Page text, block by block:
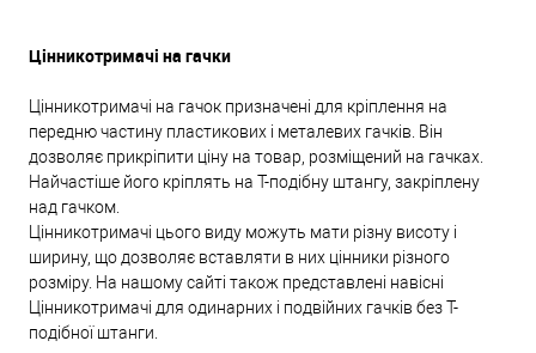
Цінникотримачі на гачки
Цінникотримачі на гачок призначені для кріплення на
передню частину пластикових і металевих гачків. Він
дозволяє прикріпити ціну на товар, розміщений на гачках.
Найчастіше його кріплять на Т-подібну штангу, закріплену
над гачком.
Цінникотримачі цього виду можуть мати різну висоту і
ширину, що дозволяє вставляти в них цінники різного
розміру. На нашому сайті також представлені навісні
Цінникотримачі для одинарних і подвійних гачків без Т-
подібної штанги.